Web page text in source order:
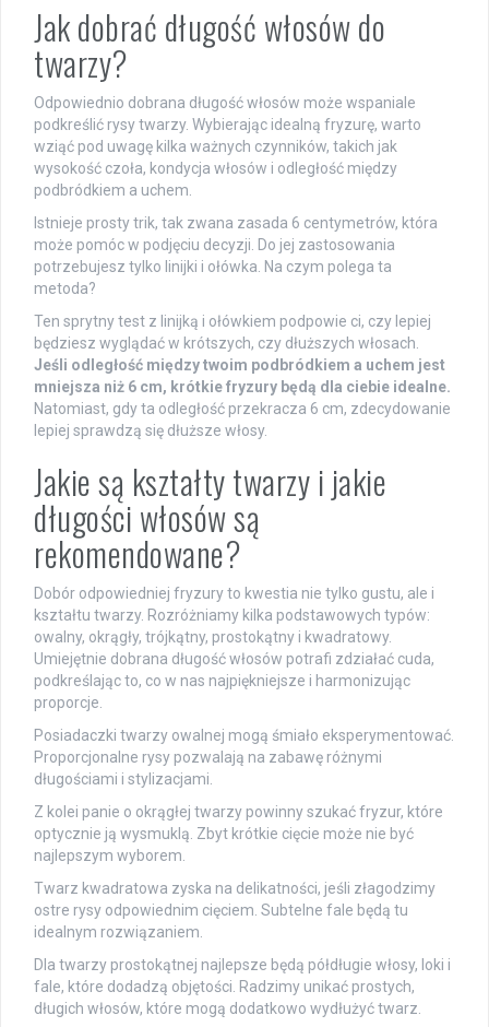
Jak dobrać długość włosów do
twarzy?
Odpowiednio dobrana długość włosów może wspaniale
podkreślić rysy twarzy. Wybierając idealną fryzurę, warto
wziąć pod uwagę kilka ważnych czynników, takich jak
wysokość czoła, kondycja włosów i odległość między
podbródkiem a uchem.
Istnieje prosty trik, tak zwana zasada 6 centymetrów, która
może pomóc w podjęciu decyzji. Do jej zastosowania
potrzebujesz tylko linijki i ołówka. Na czym polega ta
metoda?
Ten sprytny test z linijką i ołówkiem podpowie ci, czy lepiej
będziesz wyglądać w krótszych, czy dłuższych włosach.
Jeśli odległość między twoim podbródkiem a uchem jest
mniejsza niż 6 cm, krótkie fryzury będą dla ciebie idealne.
Natomiast, gdy ta odległość przekracza 6 cm, zdecydowanie
lepiej sprawdzą się dłuższe włosy.
Jakie są kształty twarzy i jakie
długości włosów są
rekomendowane?
Dobór odpowiedniej fryzury to kwestia nie tylko gustu, ale i
kształtu twarzy. Rozróżniamy kilka podstawowych typów:
owalny, okrągły, trójkątny, prostokątny i kwadratowy.
Umiejętnie dobrana długość włosów potrafi zdziałać cuda,
podkreślając to, co w nas najpiękniejsze i harmonizując
proporcje.
Posiadaczki twarzy owalnej mogą śmiało eksperymentować.
Proporcjonalne rysy pozwalają na zabawę różnymi
długościami i stylizacjami.
Z kolei panie o okrągłej twarzy powinny szukać fryzur, które
optycznie ją wysmuklą. Zbyt krótkie cięcie może nie być
najlepszym wyborem.
Twarz kwadratowa zyska na delikatności, jeśli złagodzimy
ostre rysy odpowiednim cięciem. Subtelne fale będą tu
idealnym rozwiązaniem.
Dla twarzy prostokątnej najlepsze będą półdługie włosy, loki i
fale, które dodadzą objętości. Radzimy unikać prostych,
długich włosów, które mogą dodatkowo wydłużyć twarz.